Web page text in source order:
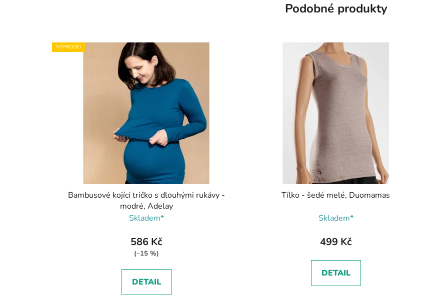
Podobné produkty
VÝPRODEJ
Bambusové kojící tričko s dlouhými rukávy -
modré, Adelay
Skladem*
586 Kč
(–15 %)
DETAIL
Tílko - šedé melé, Duomamas
Skladem*
499 Kč
DETAIL